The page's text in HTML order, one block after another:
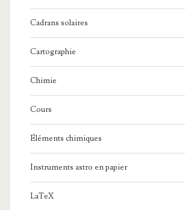
Cadrans solaires
Cartographie
Chimie
Cours
Éléments chimiques
Instruments astro en papier
LaTeX